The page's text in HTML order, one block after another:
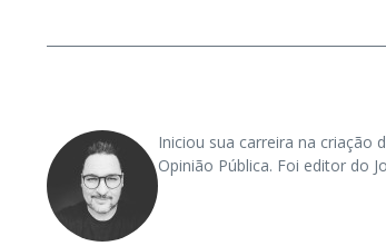
Iniciou sua carreira na criação
Opinião Pública. Foi editor do